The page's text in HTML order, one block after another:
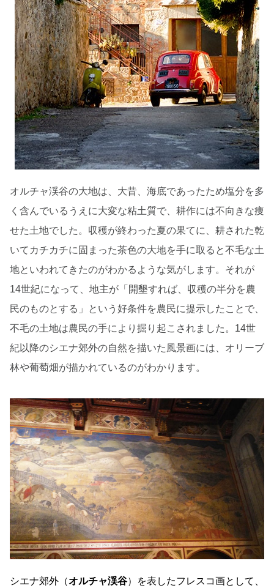
オルチャ渓谷の大地は、大昔、海底であったため塩分を多
く含んでいるうえに大変な粘土質で、耕作には不向きな痩
せた土地でした。収穫が終わった夏の果てに、耕された乾
いてカチカチに固まった茶色の大地を手に取ると不毛な土
地といわれてきたのがわかるような気がします。それが
14世紀になって、地主が「開墾すれば、収穫の半分を農
民のものとする」という好条件を農民に提示したことで、
不毛の土地は農民の手により掘り起こされました。14世
紀以降のシエナ郊外の自然を描いた風景画には、オリーブ
林や葡萄畑が描かれているのがわかります。
シエナ郊外（オルチャ渓谷）を表したフレスコ画として、